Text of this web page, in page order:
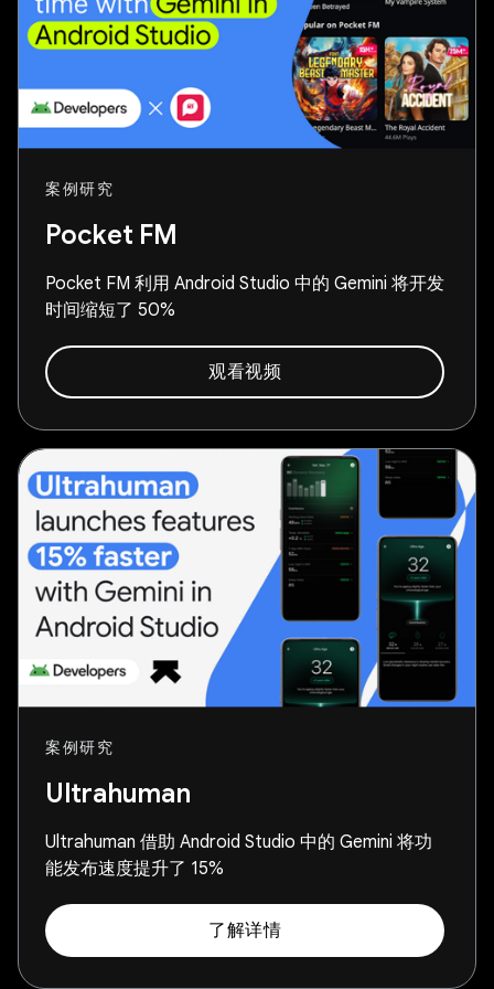
案例研究
Pocket FM
Pocket FM 利用 Android Studio 中的 Gemini 将开发
时间缩短了 50%
观看视频
案例研究
Ultrahuman
Ultrahuman 借助 Android Studio 中的 Gemini 将功
能发布速度提升了 15%
了解详情